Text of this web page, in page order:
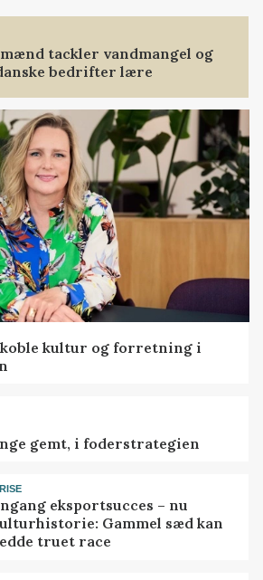
tackler vandmangel og
bedrifter lære
koble kultur og forretning i
gemt, i foderstrategien
eksportsucces – nu
Gammel sæd kan
truet race